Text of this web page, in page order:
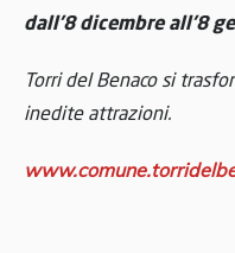
dall’8 dicembre all’8
Torri del Benaco si
inedite attrazioni.